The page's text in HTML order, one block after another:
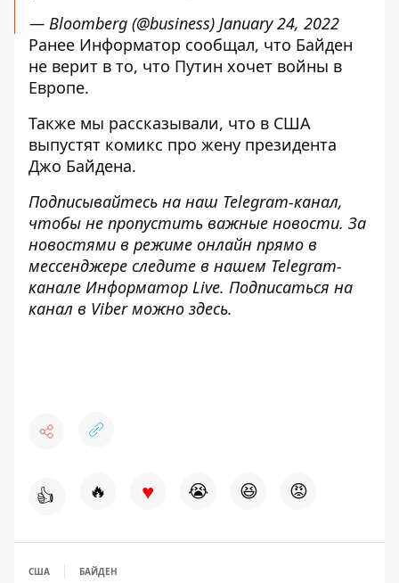
— Bloomberg (@business) January 24, 2022
Ранее Информатор сообщал, что Байден
не верит в то, что Путин хочет войны в
Европе.
Также мы рассказывали, что в США
выпустят комикс про жену президента
Джо Байдена.
Подписывайтесь на наш Telegram-канал,
чтобы не пропустить важные новости. За
новостями в режиме онлайн прямо в
мессенджере следите в нашем Telegram-
канале Информатор Live. Подписаться на
канал в Viber можно здесь.
👍 🔥 ♥ 😭 😆 😡
США БАЙДЕН